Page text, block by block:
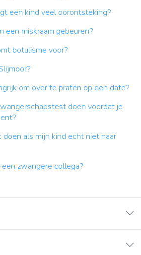
een kind veel oorontsteking?
een miskraam gebeuren?
botulisme voor?
om over te praten op een date?
doen voordat je
als mijn kind echt niet naar
zwangere collega?